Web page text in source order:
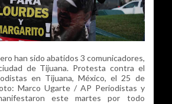
han sido abatidos 3 comunicadores,
de Tijuana. Protesta contra el
en Tijuana, México, el 25 de
Marco Ugarte / AP Periodistas y
este martes por todo